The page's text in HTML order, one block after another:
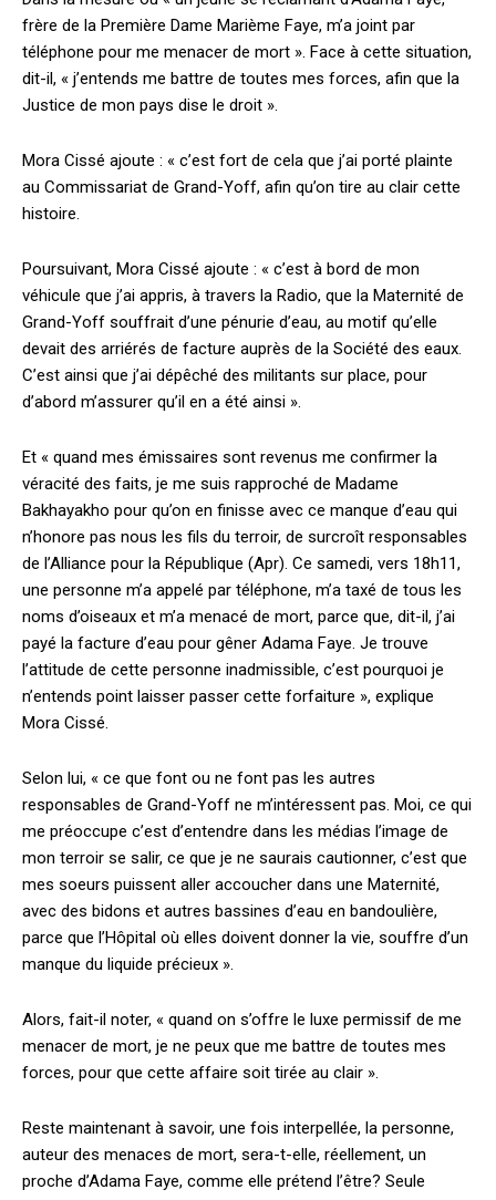
frère de la Première Dame Marième Faye, m’a joint par
téléphone pour me menacer de mort ». Face à cette situation,
dit-il, « j’entends me battre de toutes mes forces, afin que la
Justice de mon pays dise le droit ».
Mora Cissé ajoute : « c’est fort de cela que j’ai porté plainte
au Commissariat de Grand-Yoff, afin qu’on tire au clair cette
histoire.
Poursuivant, Mora Cissé ajoute : « c’est à bord de mon
véhicule que j’ai appris, à travers la Radio, que la Maternité de
Grand-Yoff souffrait d’une pénurie d’eau, au motif qu’elle
devait des arriérés de facture auprès de la Société des eaux.
C’est ainsi que j’ai dépêché des militants sur place, pour
d’abord m’assurer qu’il en a été ainsi ».
Et « quand mes émissaires sont revenus me confirmer la
véracité des faits, je me suis rapproché de Madame
Bakhayakho pour qu’on en finisse avec ce manque d’eau qui
n’honore pas nous les fils du terroir, de surcroît responsables
de l’Alliance pour la République (Apr). Ce samedi, vers 18h11,
une personne m’a appelé par téléphone, m’a taxé de tous les
noms d’oiseaux et m’a menacé de mort, parce que, dit-il, j’ai
payé la facture d’eau pour gêner Adama Faye. Je trouve
l’attitude de cette personne inadmissible, c’est pourquoi je
n’entends point laisser passer cette forfaiture », explique
Mora Cissé.
Selon lui, « ce que font ou ne font pas les autres
responsables de Grand-Yoff ne m’intéressent pas. Moi, ce qui
me préoccupe c’est d’entendre dans les médias l’image de
mon terroir se salir, ce que je ne saurais cautionner, c’est que
mes soeurs puissent aller accoucher dans une Maternité,
avec des bidons et autres bassines d’eau en bandoulière,
parce que l’Hôpital où elles doivent donner la vie, souffre d’un
manque du liquide précieux ».
Alors, fait-il noter, « quand on s’offre le luxe permissif de me
menacer de mort, je ne peux que me battre de toutes mes
forces, pour que cette affaire soit tirée au clair ».
Reste maintenant à savoir, une fois interpellée, la personne,
auteur des menaces de mort, sera-t-elle, réellement, un
proche d’Adama Faye, comme elle prétend l’être? Seule